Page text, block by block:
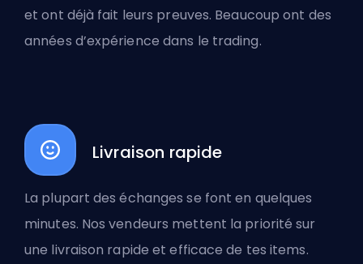
et ont déjà fait leurs preuves. Beaucoup ont des
années d’expérience dans le trading.
Livraison rapide
La plupart des échanges se font en quelques
minutes. Nos vendeurs mettent la priorité sur
une livraison rapide et efficace de tes items.